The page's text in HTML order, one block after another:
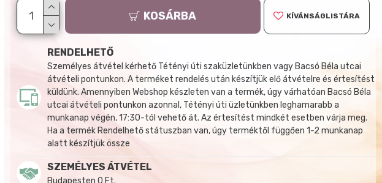
KOSÁRBA KÍVÁNSÁGLISTÁRA
RENDELHETŐ
Személyes átvétel kérhető Tétényi úti szaküzletünkben vagy Bacsó Béla utcai
átvételi pontunkon. A terméket rendelés után készítjük elő átvételre és értesítést
küldünk. Amennyiben Webshop készleten van a termék, úgy várhatóan Bacsó Béla
utcai átvételi pontunkon azonnal, Tétényi úti üzletünkben leghamarabb a
munkanap végén, 17:30-tól vehető át. Az értesítést mindkét esetben várja meg.
Ha a termék Rendelhető státuszban van, úgy terméktől függően 1-2 munkanap
alatt készítjük össze
SZEMÉLYES ÁTVÉTEL
Budapesten 0 Ft.